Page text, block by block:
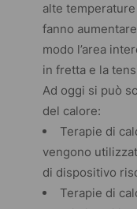
alte
fanno
modo l’area
in fretta e la
Ad oggi si può
del calore:
Terapie di
vengono
di dispositivo
Terapie di